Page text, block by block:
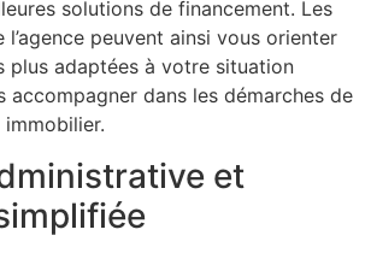
solutions de financement. Les
l’agence peuvent ainsi vous orienter
plus adaptées à votre situation
accompagner dans les démarches de
et